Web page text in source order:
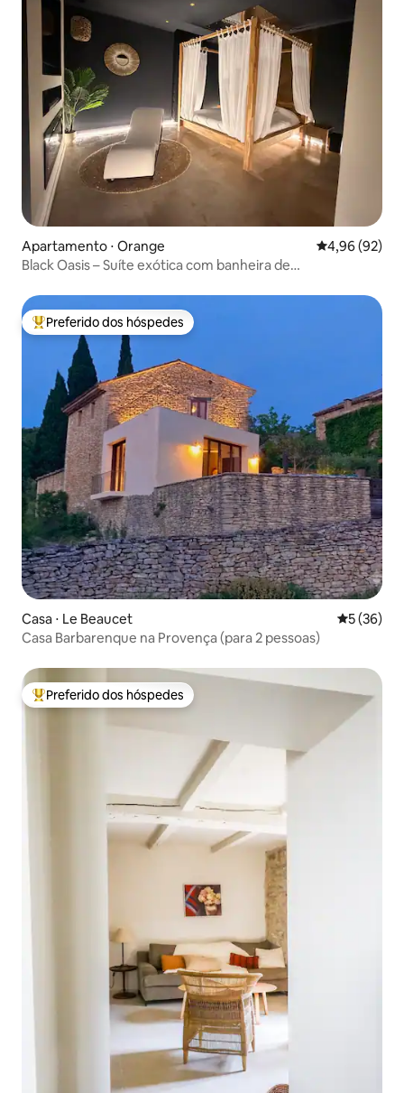
Apartamento ⋅ Orange 4,96 de uma
4,96 (92)
Black Oasis – Suíte exótica com banheira de
Entre os melhores preferidos dos hóspedes
Preferido dos hóspedes
Casa ⋅ Le Beaucet 5 de uma
5 (36)
Casa Barbarenque na Provença (para 2 pessoas)
Entre os melhores preferidos dos hóspedes
Preferido dos hóspedes